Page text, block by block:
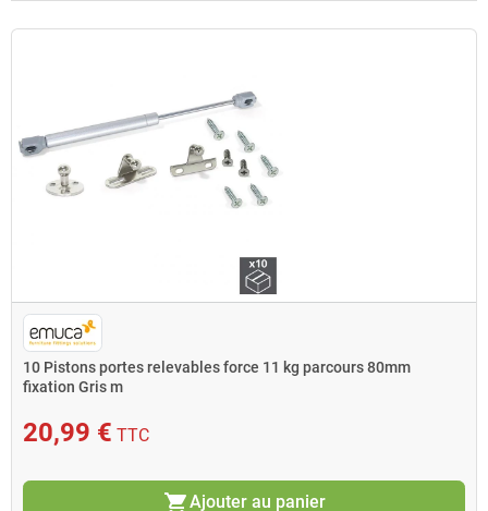
10 Pistons portes relevables force 11 kg parcours 80mm
fixation Gris m
20,99 € TTC
shopping_cartAjouter au panier